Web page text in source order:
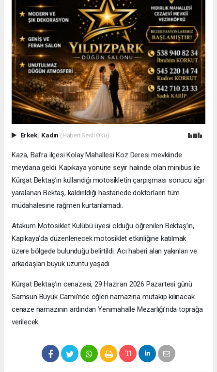
Erkek| Kadın (Haberi Sesli Oku)
Kaza, Bafra ilçesi Kolay Mahallesi Koz Deresi mevkiinde
meydana geldi. Kapıkaya yönüne seyir halinde olan minibüs ile
Kürşat Bektaş’ın kullandığı motosikletin çarpışması sonucu ağır
yaralanan Bektaş, kaldırıldığı hastanede doktorların tüm
müdahalesine rağmen kurtarılamadı.
Atakum Motosiklet Kulübü üyesi olduğu öğrenilen Bektaş’ın,
Kapıkaya’da düzenlenecek motosiklet etkinliğine katılmak
üzere bölgede bulunduğu belirtildi. Acı haberi alan yakınları ve
arkadaşları büyük üzüntü yaşadı.
Kürşat Bektaş’ın cenazesi, 29 Haziran 2026 Pazartesi günü
Samsun Büyük Camii’nde öğlen namazına mütakip kılınacak
cenaze namazının ardından Yenimahalle Mezarlığı’nda toprağa
verilecek.